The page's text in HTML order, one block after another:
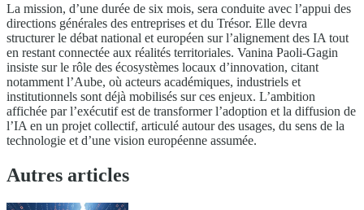
La mission, d’une durée de six mois, sera conduite avec l’appui des
directions générales des entreprises et du Trésor. Elle devra
structurer le débat national et européen sur l’alignement des IA tout
en restant connectée aux réalités territoriales. Vanina Paoli-Gagin
insiste sur le rôle des écosystèmes locaux d’innovation, citant
notamment l’Aube, où acteurs académiques, industriels et
institutionnels sont déjà mobilisés sur ces enjeux. L’ambition
affichée par l’exécutif est de transformer l’adoption et la diffusion de
l’IA en un projet collectif, articulé autour des usages, du sens de la
technologie et d’une vision européenne assumée.
Autres articles